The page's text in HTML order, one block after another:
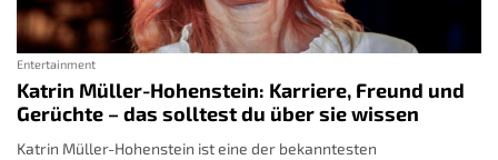
Entertainment
Katrin Müller-Hohenstein: Karriere, Freund und
Gerüchte – das solltest du über sie wissen
Katrin Müller-Hohenstein ist eine der bekanntesten